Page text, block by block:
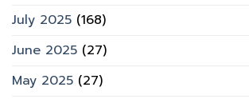
July 2025 (168)
June 2025 (27)
May 2025 (27)